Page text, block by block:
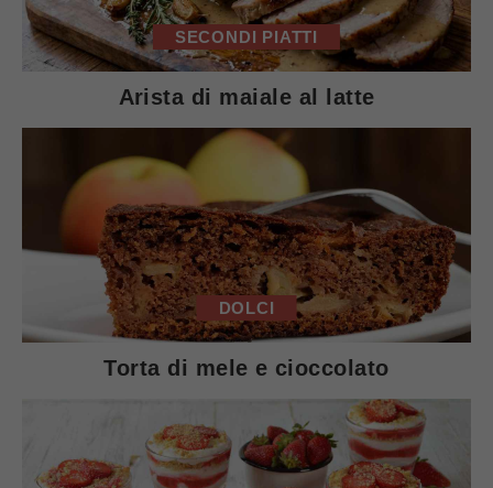
SECONDI PIATTI
Arista di maiale al latte
DOLCI
Torta di mele e cioccolato